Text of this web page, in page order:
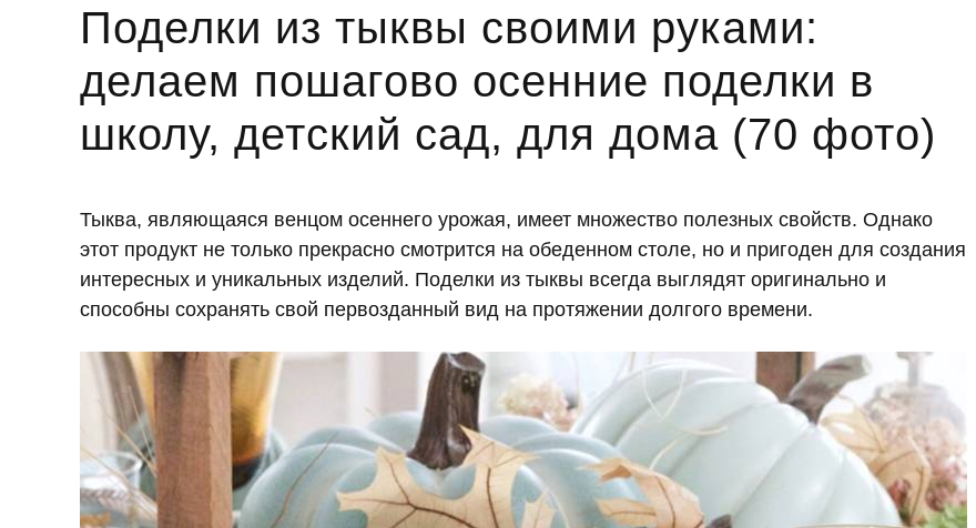
Поделки из тыквы своими руками:
делаем пошагово осенние поделки в
школу, детский сад, для дома (70 фото)
Тыква, являющаяся венцом осеннего урожая, имеет множество полезных свойств. Однако
этот продукт не только прекрасно смотрится на обеденном столе, но и пригоден для создания
интересных и уникальных изделий. Поделки из тыквы всегда выглядят оригинально и
способны сохранять свой первозданный вид на протяжении долгого времени.